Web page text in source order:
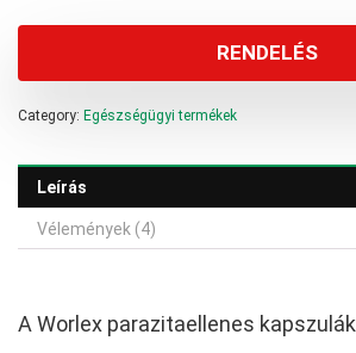
was:
is:
RENDELÉS
Category: Egészségügyi termékek
Leírás
Vélemények (4)
A Worlex parazitaellenes